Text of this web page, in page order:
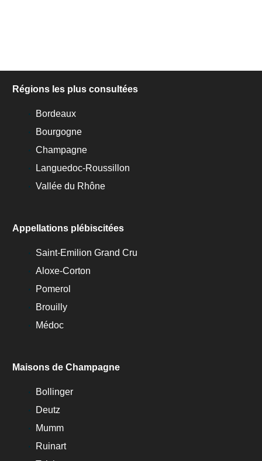
Régions les plus consultées
Bordeaux
Bourgogne
Champagne
Languedoc-Roussillon
Vallée du Rhône
Appellations plébiscitées
Saint-Emilion Grand Cru
Aloxe-Corton
Pomerol
Brouilly
Médoc
Maisons de Champagne
Bollinger
Deutz
Mumm
Ruinart